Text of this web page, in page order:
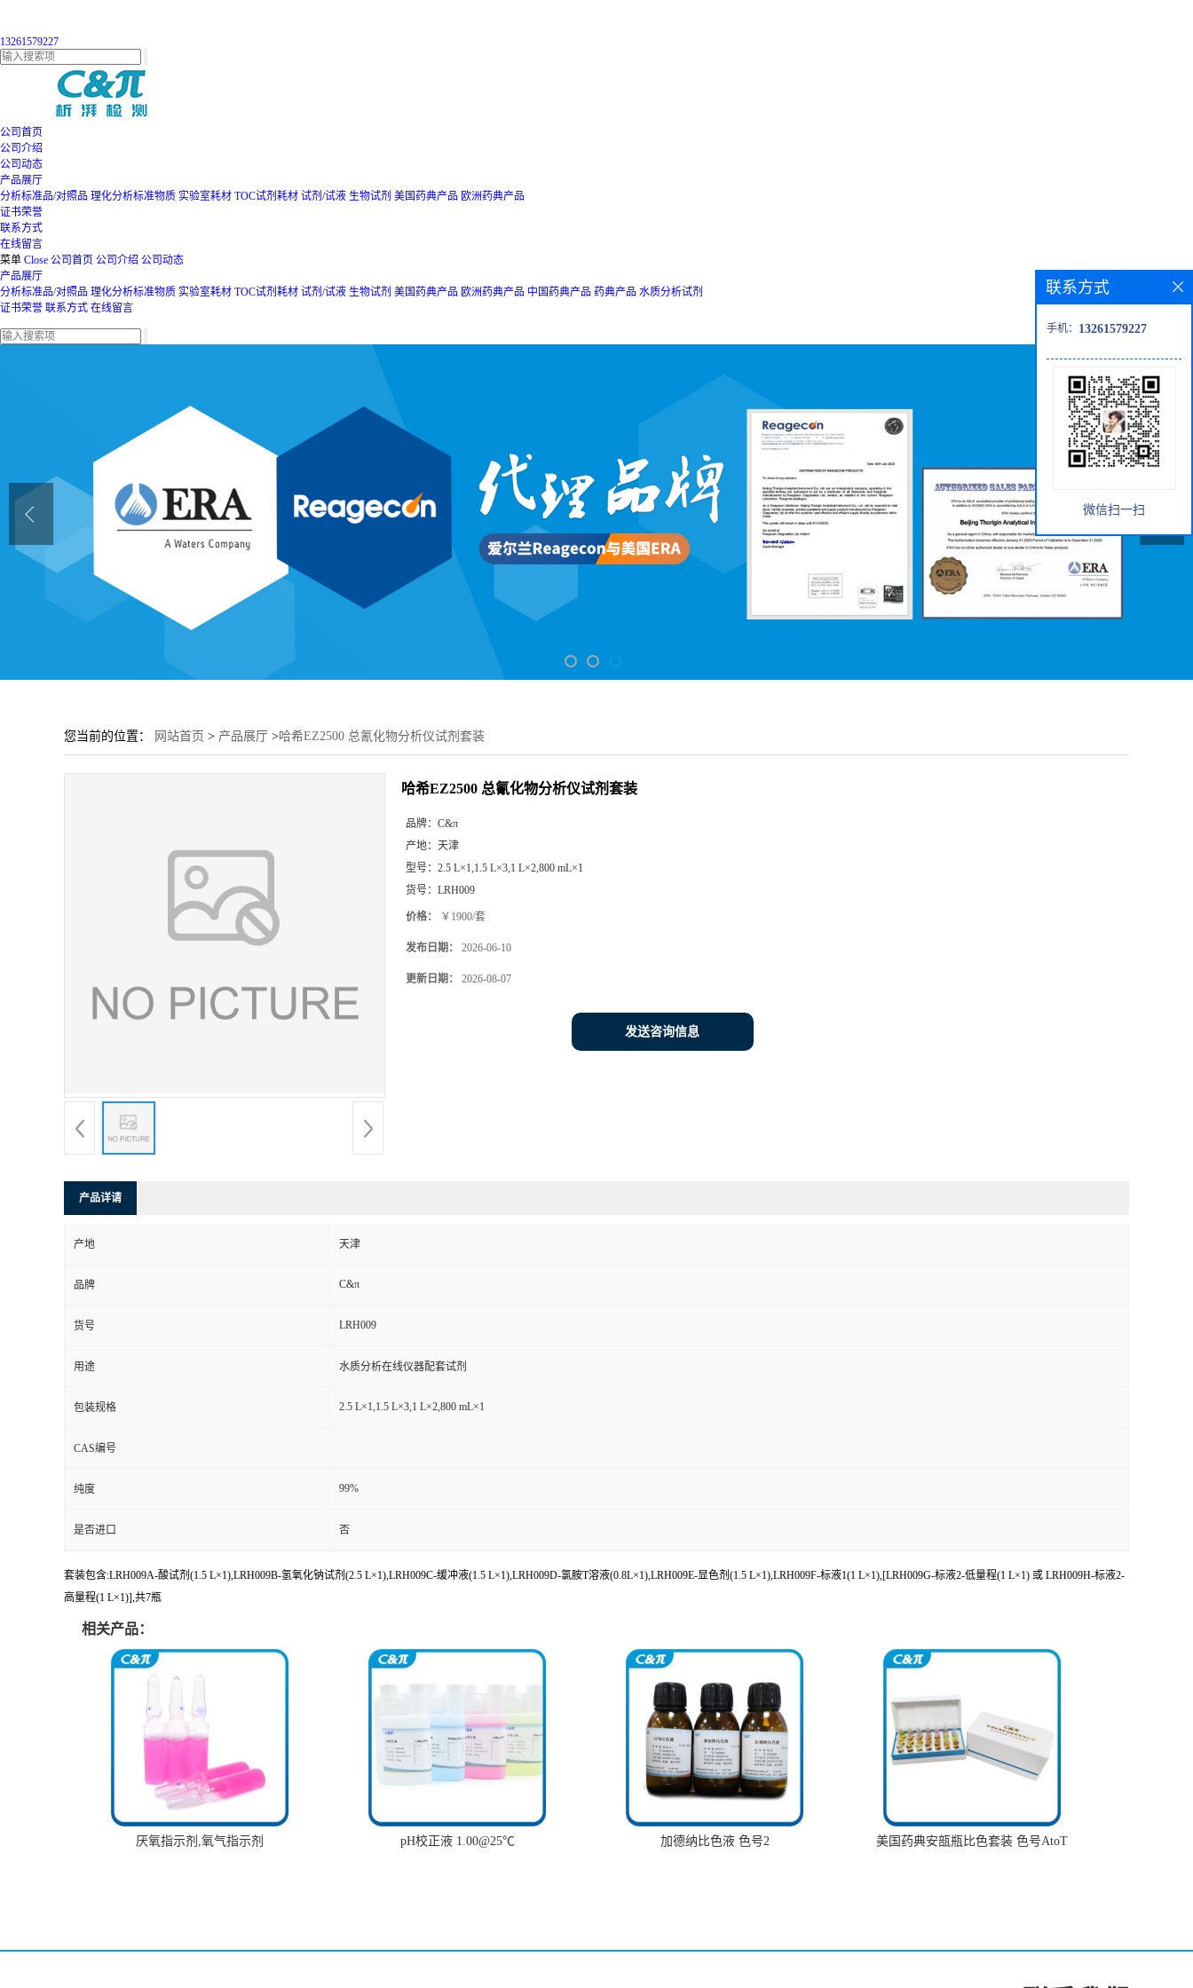
13261579227
公司首页
公司介绍
公司动态
产品展厅
分析标准品/对照品 理化分析标准物质 实验室耗材 TOC试剂耗材 试剂/试液 生物试剂 美国药典产品 欧洲药典产品
证书荣誉
联系方式
在线留言
菜单 Close 公司首页 公司介绍 公司动态
产品展厅
分析标准品/对照品 理化分析标准物质 实验室耗材 TOC试剂耗材 试剂/试液 生物试剂 美国药典产品 欧洲药典产品 中国药典产品 药典产品 水质分析试剂
证书荣誉 联系方式 在线留言
您当前的位置： 网站首页 > 产品展厅 >哈希EZ2500 总氰化物分析仪试剂套装
哈希EZ2500 总氰化物分析仪试剂套装
品牌： C&π
产地： 天津
型号： 2.5 L×1,1.5 L×3,1 L×2,800 mL×1
货号： LRH009
价格： ￥1900/套
发布日期： 2026-06-10
更新日期： 2026-08-07
发送咨询信息
产品详请
产地 天津
品牌 C&π
货号 LRH009
用途 水质分析在线仪器配套试剂
包装规格 2.5 L×1,1.5 L×3,1 L×2,800 mL×1
CAS编号
纯度 99%
是否进口 否
套装包含:LRH009A-酸试剂(1.5 L×1),LRH009B-氢氧化钠试剂(2.5 L×1),LRH009C-缓冲液(1.5 L×1),LRH009D-氯胺T溶液(0.8L×1),LRH009E-显色剂(1.5 L×1),LRH009F-标液1(1 L×1),[LRH009G-标液2-低量程(1 L×1) 或 LRH009H-标液2-
高量程(1 L×1)],共7瓶
相关产品：
厌氧指示剂,氧气指示剂 pH校正液 1.00@25℃ 加德纳比色液 色号2 美国药典安瓿瓶比色套装 色号AtoT
联系方式
手机： 13261579227
微信扫一扫